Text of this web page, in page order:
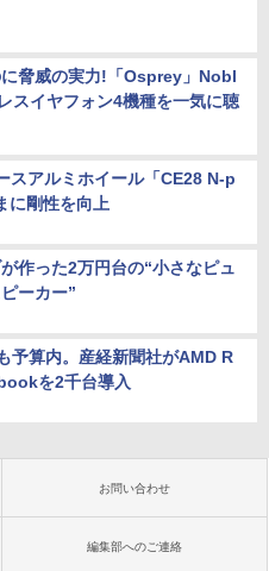
脅威の実力!「Osprey」Nobl
スイヤフォン4機種を一気に聴
スアルミホイール「CE28 N-p
に剛性を向上
作った2万円台の“小さなピュ
ーカー”
予算内。産経新聞社がAMD R
を2千台導入
お問い合わせ
編集部へのご連絡